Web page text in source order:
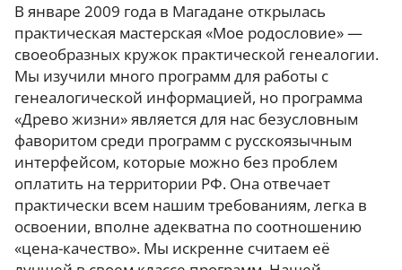
В январе 2009 года в Магадане открылась
практическая мастерская «Мое родословие» —
своеобразных кружок практической генеалогии.
Мы изучили много программ для работы с
генеалогической информацией, но программа
«Древо жизни» является для нас безусловным
фаворитом среди программ с русскоязычным
интерфейсом, которые можно без проблем
оплатить на территории РФ. Она отвечает
практически всем нашим требованиям, легка в
освоении, вполне адекватна по соотношению
«цена-качество». Мы искренне считаем её